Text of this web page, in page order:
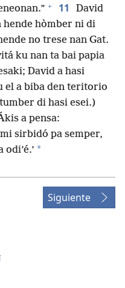
+ 11
David
hende hòmber ni di
no trese nan Gat.
ku nan ta bai papia
David a hasi
el a biba den teritorio
di hasi esei.)
a pensa:
sirbidó pa semper,
*
Siguiente